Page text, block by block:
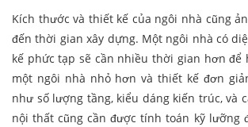
Kích thước và thiết kế của ngôi nhà cũng
đến thời gian xây dựng. Một ngôi nhà có
kế phức tạp sẽ cần nhiều thời gian hơn để
một ngôi nhà nhỏ hơn và thiết kế đơn
như số lượng tầng, kiểu dáng kiến trúc, và
nội thất cũng cần được tính toán kỹ lưỡng